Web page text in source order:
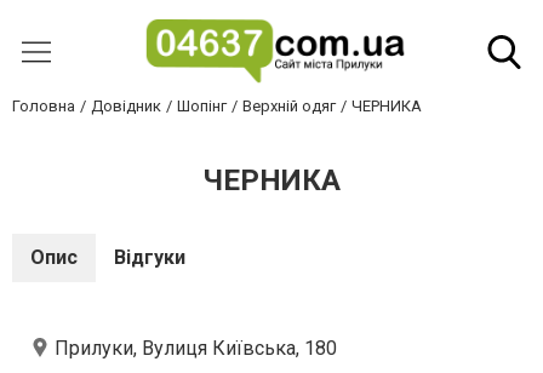
Головна Довідник Шопінг Верхній одяг ЧЕРНИКА
ЧЕРНИКА
Опис Відгуки
Прилуки, Вулиця Київська, 180